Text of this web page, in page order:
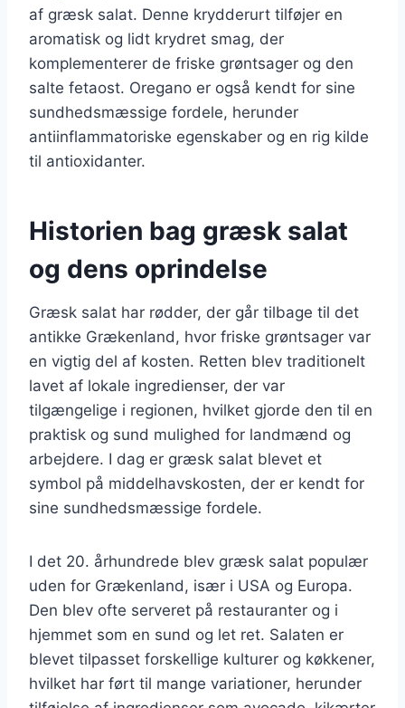
af græsk salat. Denne krydderurt tilføjer en
aromatisk og lidt krydret smag, der
komplementerer de friske grøntsager og den
salte fetaost. Oregano er også kendt for sine
sundhedsmæssige fordele, herunder
antiinflammatoriske egenskaber og en rig kilde
til antioxidanter.
Historien bag græsk salat
og dens oprindelse
Græsk salat har rødder, der går tilbage til det
antikke Grækenland, hvor friske grøntsager var
en vigtig del af kosten. Retten blev traditionelt
lavet af lokale ingredienser, der var
tilgængelige i regionen, hvilket gjorde den til en
praktisk og sund mulighed for landmænd og
arbejdere. I dag er græsk salat blevet et
symbol på middelhavskosten, der er kendt for
sine sundhedsmæssige fordele.
I det 20. århundrede blev græsk salat populær
uden for Grækenland, især i USA og Europa.
Den blev ofte serveret på restauranter og i
hjemmet som en sund og let ret. Salaten er
blevet tilpasset forskellige kulturer og køkkener,
hvilket har ført til mange variationer, herunder